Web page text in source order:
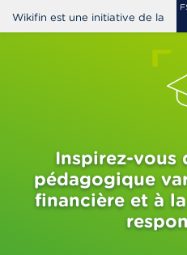
Aller
au
Wikifin est une initiative de la
Inspirez-vous
pédagogique
financière et à